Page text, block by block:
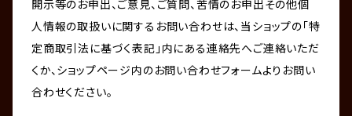
開示等のお申出、ご意見、ご質問、苦情のお申出その他個
人情報の取扱いに関するお問い合わせは、当ショップの「特
定商取引法に基づく表記」内にある連絡先へご連絡いただ
くか、ショップページ内のお問い合わせフォームよりお問い
合わせください。